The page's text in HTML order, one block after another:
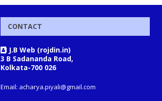
CONTACT
J.B Web (rojdin.in)
3 B Sadananda Road,
Kolkata-700 026
Email: acharya.piyali@gmail.com